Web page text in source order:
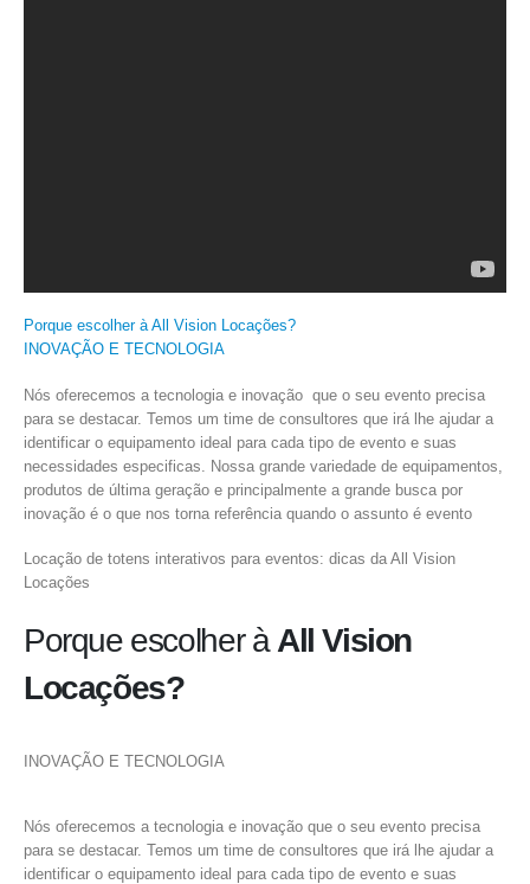
Porque escolher à All Vision Locações?
INOVAÇÃO E TECNOLOGIA
Nós oferecemos a tecnologia e inovação que o seu evento precisa
para se destacar. Temos um time de consultores que irá lhe ajudar a
identificar o equipamento ideal para cada tipo de evento e suas
necessidades especificas. Nossa grande variedade de equipamentos,
produtos de última geração e principalmente a grande busca por
inovação é o que nos torna referência quando o assunto é evento
Locação de totens interativos para eventos: dicas da All Vision
Locações
Porque escolher àAll Vision
Locações?
INOVAÇÃO E TECNOLOGIA
Nós oferecemos a tecnologia e inovação que o seu evento precisa
para se destacar. Temos um time de consultores que irá lhe ajudar a
identificar o equipamento ideal para cada tipo de evento e suas